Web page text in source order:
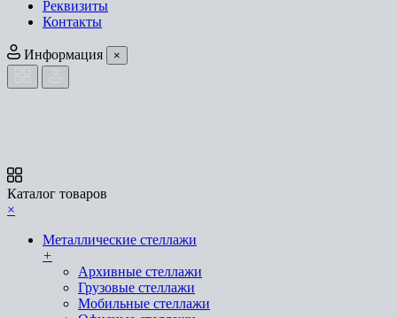
Реквизиты
Контакты
Информация ×
Каталог товаров
×
Металлические стеллажи
+
Архивные стеллажи
Грузовые стеллажи
Мобильные стеллажи